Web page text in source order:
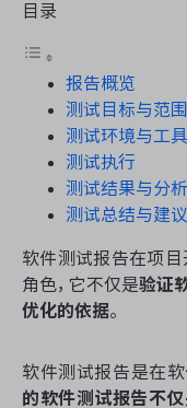
测试管理
研发效能管理
DevOps
资源和工时管理
服务台和工单管理
IPD 研发管理
目录
报告概览
测试目标与范围
测试环境与工具
测试执行
测试结果与分析
测试总结与建议
软件测试报告在项
角色，它不仅是验证
优化的依据。
软件测试报告是在软
的软件测试报告不